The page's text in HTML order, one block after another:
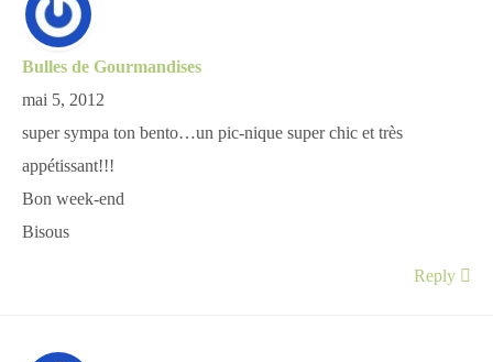
Bulles de Gourmandises
mai 5, 2012
super sympa ton bento…un pic-nique super chic et très
appétissant!!!
Bon week-end
Bisous
Reply